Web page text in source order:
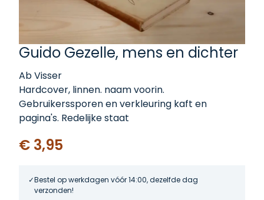
Guido Gezelle, mens en dichter
Ab Visser
Hardcover, linnen. naam voorin.
Gebruikerssporen en verkleuring kaft en
pagina's. Redelijke staat
€ 3,95
Bestel op werkdagen vóór 14:00, dezelfde dag
verzonden!